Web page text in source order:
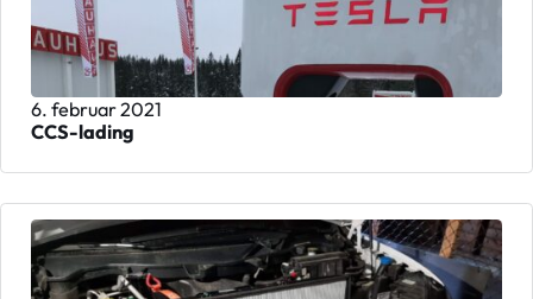
6. februar 2021
CCS-lading